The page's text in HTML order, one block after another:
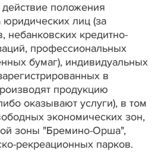
положения
юридических лиц (за
небанковских кредитно-
профессиональных
бумаг), индивидуальных
в
продукцию
оказывают услуги), в том
экономических зон,
зоны "Бремино-Орша",
рекреационных парков.